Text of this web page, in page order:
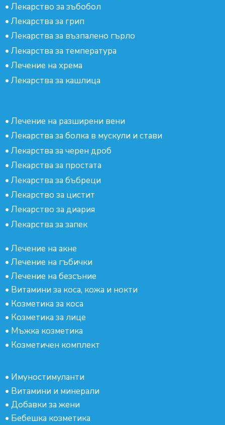
• Лекарство за зъбобол
• Лекарства за грип
• Лекарства за възпалено гърло
• Лекарства за температура
• Лечение на хрема
• Лекарства за кашлица
• Лечение на разширени вени
• Лекарства за болка в мускули и стави
• Лекарства за черен дроб
• Лекарства за простата
• Лекарства за бъбреци
• Лекарство за цистит
• Лекарство за диария
• Лекарства за запек
• Лечение на акне
• Лечение на гъбички
• Лечение на безсъние
• Витамини за коса, кожа и нокти
• Козметика за коса
• Козметика за лице
• Мъжка козметика
• Козметичен комплект
• Имуностимуланти
• Витамини и минерали
• Добавки за жени
• Бебешка козметика